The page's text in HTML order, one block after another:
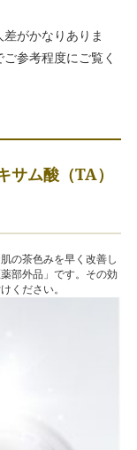
がかなりありま
参考程度にご覧く
ム酸（TA）
の茶色みを早く改善し
部外品」です。その効
ください。